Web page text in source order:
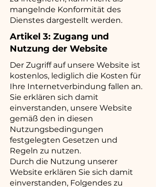
mangelnde Konformität des
Dienstes dargestellt werden.
Artikel 3: Zugang und
Nutzung der Website
Der Zugriff auf unsere Website ist
kostenlos, lediglich die Kosten für
Ihre Internetverbindung fallen an.
Sie erklären sich damit
einverstanden, unsere Website
gemäß den in diesen
Nutzungsbedingungen
festgelegten Gesetzen und
Regeln zu nutzen.
Durch die Nutzung unserer
Website erklären Sie sich damit
einverstanden, Folgendes zu